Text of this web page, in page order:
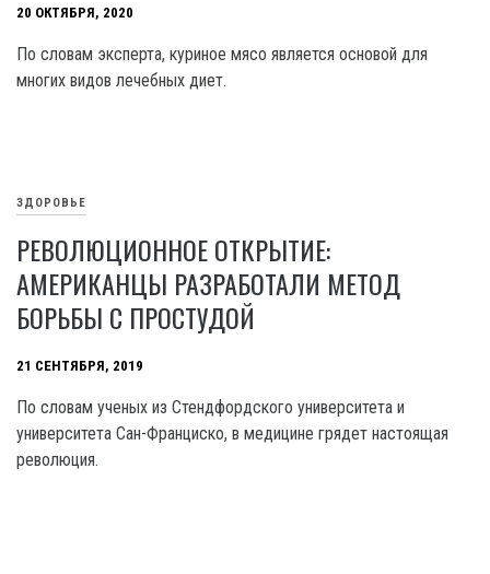
20 ОКТЯБРЯ, 2020
По словам эксперта, куриное мясо является основой для
многих видов лечебных диет.
ЗДОРОВЬЕ
РЕВОЛЮЦИОННОЕ ОТКРЫТИЕ:
АМЕРИКАНЦЫ РАЗРАБОТАЛИ МЕТОД
БОРЬБЫ С ПРОСТУДОЙ
21 СЕНТЯБРЯ, 2019
По словам ученых из Стендфордского университета и
университета Сан-Франциско, в медицине грядет настоящая
революция.